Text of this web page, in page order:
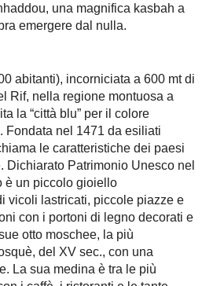
una magnifica kasbah a
emergere dal nulla.
abitanti), incorniciata a 600 mt di
Rif, nella regione montuosa a
la “città blu” per il colore
Fondata nel 1471 da esiliati
le caratteristiche dei paesi
Patrimonio Unesco nel
è un piccolo gioiello
vicoli lastricati, piccole piazze e
con i portoni di legno decorati e
otto moschee, la più
del XV sec., con una
La sua medina è tra le più